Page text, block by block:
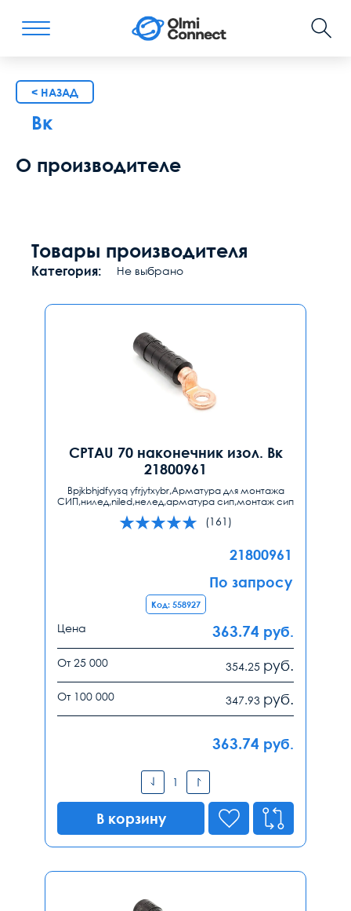
< НАЗАД
Вк
О производителе
Товары производителя
Категория: Не выбрано
CPTAU 70 наконечник изол. Вк
21800961
Bpjkbhjdfyysq yfrjytxybr,Арматура для монтажа
СИП,нилед,niled,нелед,арматура сип,монтаж сип
(161)
21800961
По запросу
Код: 558927
Цена 363.74 руб.
От 25 000 354.25 руб.
От 100 000 347.93 руб.
363.74 руб.
В корзину